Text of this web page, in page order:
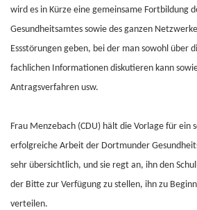
wird es in Kürze eine gemeinsame Fortbildung
Gesundheitsamtes sowie des ganzen
Essstörungen geben, bei der man sowohl über
fachlichen Informationen diskutieren kann
Antragsverfahren usw.
Frau Menzebach (CDU) hält die Vorlage für ein
erfolgreiche Arbeit der Dortmunder
sehr übersichtlich, und sie regt an, ihn den
der Bitte zur Verfügung zu stellen, ihn zu
verteilen.